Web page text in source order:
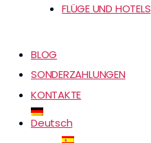
FLÜGE UND HOTELS
BLOG
SONDERZAHLUNGEN
KONTAKTE
Deutsch